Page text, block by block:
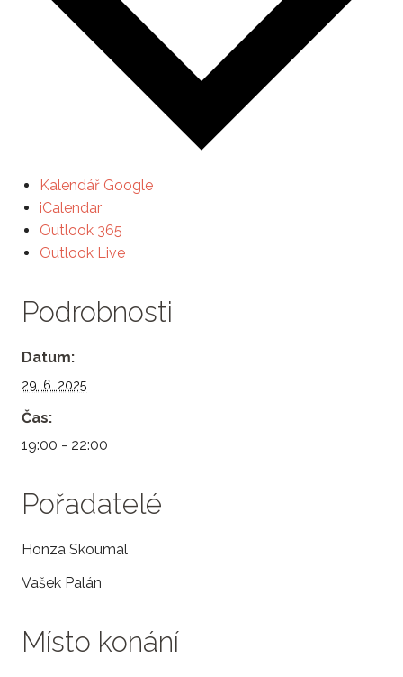
Kalendář Google
iCalendar
Outlook 365
Outlook Live
Podrobnosti
Datum:
29. 6. 2025
Čas:
19:00 - 22:00
Pořadatelé
Honza Skoumal
Vašek Palán
Místo konání